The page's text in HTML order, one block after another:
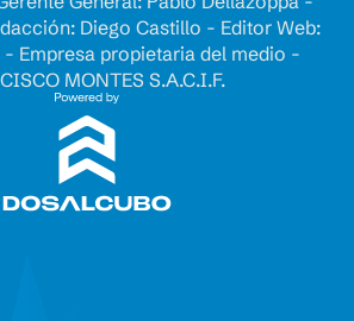
Diego Castillo - Editor Web:
Empresa propietaria del medio -
MONTES S.A.C.I.F.